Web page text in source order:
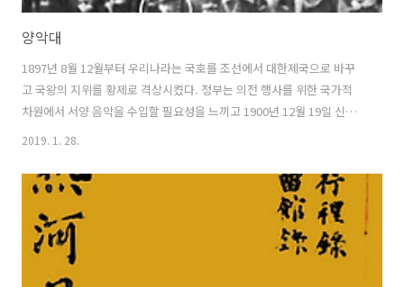
양악대
1897년 8월 12월부터 우리나라는 국호를 조선에서 대한제국으로 바꾸
고 국왕의 지위를 황제로 격상시켰다. 정부는 의전 행사를 위한 국가적
차원에서 서양 음악을 수입할 필요성을 느끼고 1900년 12월 19일 신식
(Franz Eckert, 1852 ~1916)를 초빙했다. 프란쯔의 양악대는 1901년 9
월 9일 고종의 생일 행사에서 데뷔 연주회를 가졌다. 프란쯔는 양악대를
운영하면서 음악 인재를 육성하려고 하였고 우리나라 전통음악의 세계
화를 주장했다. 무엇보다도 우리나라 최초로 국가인 대한제국 애국가를
만들어 나라에 대한 자긍심을 갖도록 하기 위해 애썼다. 하지만 1907..
2019. 1. 28.